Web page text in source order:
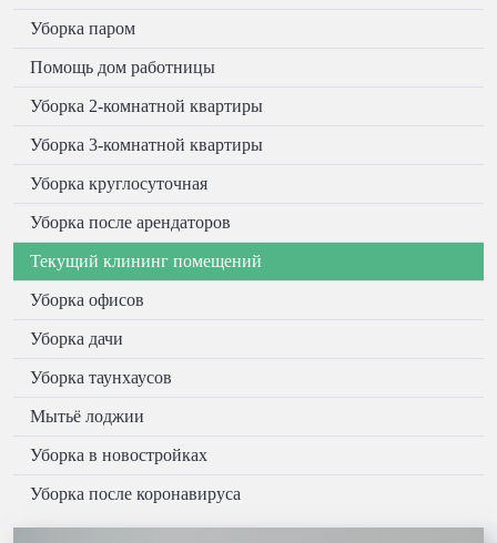
Уборка паром
Помощь дом работницы
Уборка 2-комнатной квартиры
Уборка 3-комнатной квартиры
Уборка круглосуточная
Уборка после арендаторов
Текущий клининг помещений
Уборка офисов
Уборка дачи
Уборка таунхаусов
Мытьё лоджии
Уборка в новостройках
Уборка после коронавируса
Обработка помещений после коронавируса